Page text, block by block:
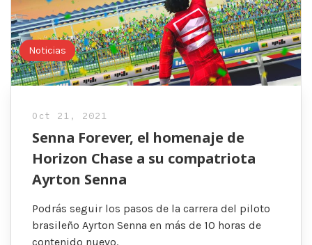
Noticias
Oct 21, 2021
Senna Forever, el homenaje de
Horizon Chase a su compatriota
Ayrton Senna
Podrás seguir los pasos de la carrera del piloto
brasileño Ayrton Senna en más de 10 horas de
contenido nuevo.